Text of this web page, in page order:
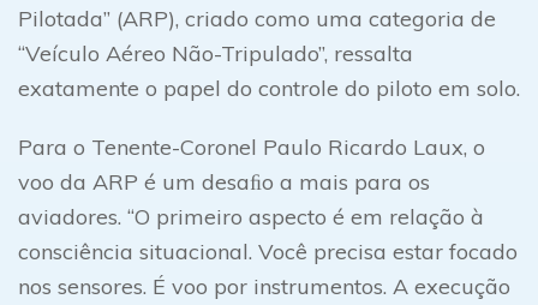
Pilotada” (ARP), criado como uma categoria de
“Veículo Aéreo Não-Tripulado”, ressalta
exatamente o papel do controle do piloto em solo.
Para o Tenente-Coronel Paulo Ricardo Laux, o
voo da ARP é um desaﬁo a mais para os
aviadores. “O primeiro aspecto é em relação à
consciência situacional. Você precisa estar focado
nos sensores. É voo por instrumentos. A execução